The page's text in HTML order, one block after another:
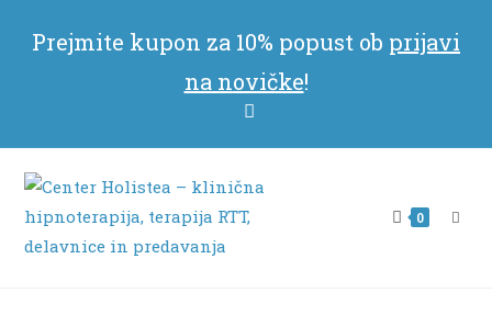
Prejmite kupon za 10% popust ob prijavi
na novičke!
0